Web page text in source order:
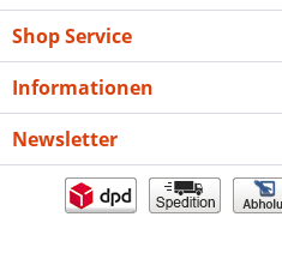
Shop Service
Informationen
Newsletter